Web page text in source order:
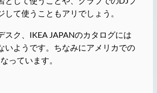
して使うこともアリでしょう。
スク、IKEA JAPANのカタログには
いようです。ちなみにアメリカでの
っています。